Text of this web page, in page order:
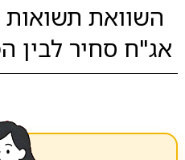
השוואת
אג"ח סחיר לבין